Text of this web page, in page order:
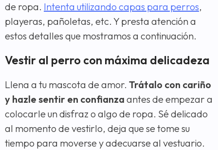
de ropa. Intenta utilizando capas para perros,
playeras, pañoletas, etc. Y presta atención a
estos detalles que mostramos a continuación.
Vestir al perro con máxima delicadeza
Llena a tu mascota de amor. Trátalo con cariño
y hazle sentir en confianza antes de empezar a
colocarle un disfraz o algo de ropa. Sé delicado
al momento de vestirlo, deja que se tome su
tiempo para moverse y adecuarse al vestuario.